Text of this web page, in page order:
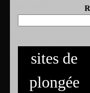
sites de
plongée